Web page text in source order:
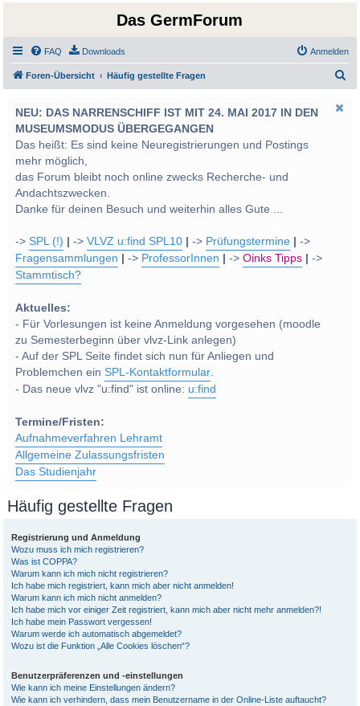
Das GermForum
FAQ Downloads Anmelden
Foren-Übersicht Häufig gestellte Fragen
NEU: DAS NARRENSCHIFF IST MIT 24. MAI 2017 IN DEN
MUSEUMSMODUS ÜBERGEGANGEN
Das heißt: Es sind keine Neuregistrierungen und Postings
mehr möglich,
das Forum bleibt noch online zwecks Recherche- und
Andachtszwecken.
Danke für deinen Besuch und weiterhin alles Gute ...
->SPL (!) ->VLVZ u:find SPL10 -> Prüfungstermine
->
Fragensammlungen
-> ProfessorInnen ->Oinks Tipps
->
Stammtisch?
Aktuelles:
- Für Vorlesungen ist keine Anmeldung vorgesehen (moodle
zu Semesterbeginn über vlvz-Link anlegen)
- Auf der SPL Seite findet sich nun für Anliegen und
Problemchen einSPL-Kontaktformular.
- Das neue vlvz "u:find" ist online: u:find
Termine/Fristen:
Aufnahmeverfahren Lehramt
Allgemeine Zulassungsfristen
Das Studienjahr
Häufig gestellte Fragen
Registrierung und Anmeldung
Wozu muss ich mich registrieren?
Was ist COPPA?
Warum kann ich mich nicht registrieren?
Ich habe mich registriert, kann mich aber nicht anmelden!
Warum kann ich mich nicht anmelden?
Ich habe mich vor einiger Zeit registriert, kann mich aber nicht mehr anmelden?!
Ich habe mein Passwort vergessen!
Warum werde ich automatisch abgemeldet?
Wozu ist die Funktion „Alle Cookies löschen“?
Benutzerpräferenzen und -einstellungen
Wie kann ich meine Einstellungen ändern?
Wie kann ich verhindern, dass mein Benutzername in der Online-Liste auftaucht?